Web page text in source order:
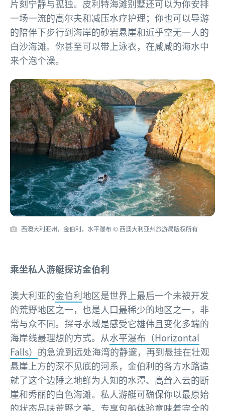
片刻宁静与孤独。皮利特海滩别墅还可以为你安排
一场一流的高尔夫和减压水疗护理；你也可以导游
的陪伴下步行到海岸的砂岩悬崖和近乎空无一人的
白沙海滩。你甚至可以带上泳衣，在咸咸的海水中
来个泡个澡。
西澳大利亚州，金伯利，水平瀑布 © 西澳大利亚州旅游局版权所有
乘坐私人游艇探访金伯利
澳大利亚的金伯利地区是世界上最后一个未被开发
的荒野地区之一，也是人口最稀少的地区之一，非
常与众不同。探寻水域是感受它雄伟且变化多端的
海岸线最理想的方式。从水平瀑布（Horizontal
Falls） 的急流到远处海湾的静邃，再到悬挂在壮观
悬崖上方的深不见底的河系，金伯利的各方水路造
就了这个边陲之地鲜为人知的水潭、高耸入云的断
崖和秀丽的白色海滩。私人游艇可确保你以最原始
的状态品味荒野之美。专享包船体验意味着完全的